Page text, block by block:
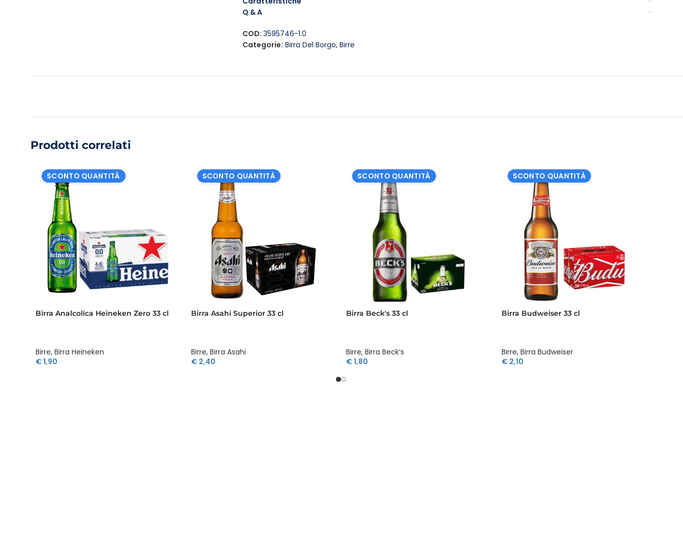
Q & A
COD:3595746-1.0
Categorie: Birra Del Borgo, Birre
Prodotti correlati
SCONTO QUANTITÀ
Birra Analcolica Heineken Zero 33 cl
Birre, Birra Heineken
€1,90
SCONTO QUANTITÀ
Birra Asahi Superior 33 cl
Birre, Birra Asahi
€2,40
SCONTO QUANTITÀ
Birra Beck's 33 cl
Birre, Birra Beck’s
€1,80
SCONTO QUANTITÀ
Birra Budweiser 33 cl
Birre, Birra Budweiser
€2,10